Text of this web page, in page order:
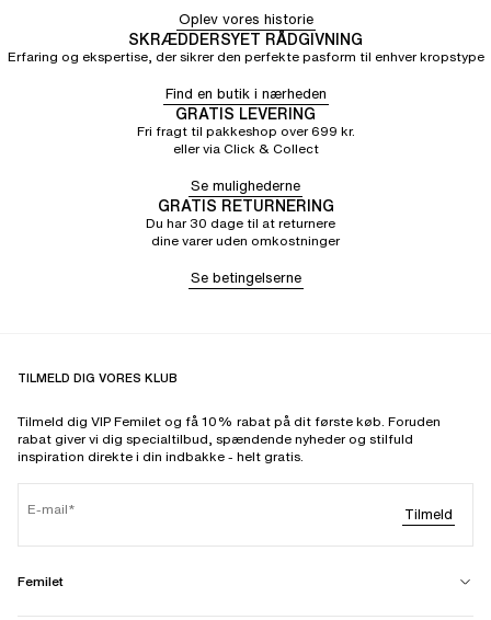
Oplev vores historie
SKRÆDDERSYET RÅDGIVNING
Erfaring og ekspertise, der sikrer den perfekte pasform til enhver kropstype
Find en butik i nærheden
GRATIS LEVERING
Fri fragt til pakkeshop over 699 kr.
eller via Click & Collect
Se mulighederne
GRATIS RETURNERING
Du har 30 dage til at returnere
dine varer uden omkostninger
Se betingelserne
TILMELD DIG VORES KLUB
Tilmeld dig VIP Femilet og få 10% rabat på dit første køb. Foruden
rabat giver vi dig specialtilbud, spændende nyheder og stilfuld
inspiration direkte i din indbakke - helt gratis.
E-mail Tilmeld
Femilet